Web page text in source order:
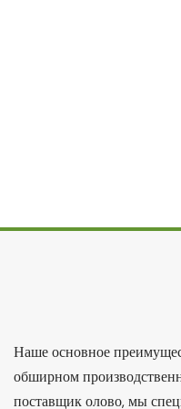
Наше основное
обширном
поставщик олово, мы